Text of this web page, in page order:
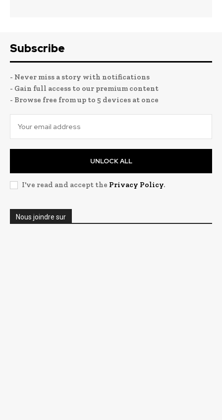
Subscribe
- Never miss a story with notifications
- Gain full access to our premium content
- Browse free from up to 5 devices at once
UNLOCK ALL
I've read and accept the Privacy Policy.
Nous joindre sur